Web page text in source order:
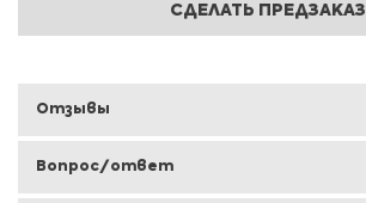
СДЕЛАТЬ ПРЕДЗАКАЗ
Отзывы
Вопрос/ответ